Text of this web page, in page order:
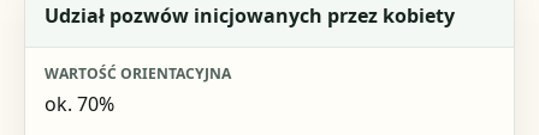
Udział pozwów inicjowanych przez kobiety
ok. 70%